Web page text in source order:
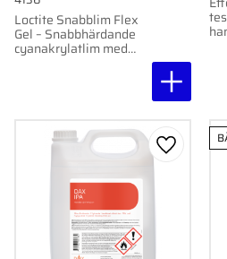
Loctite Snabblim Flex
Gel – Snabbhärdande
cyanakrylatlim med
Lägg till